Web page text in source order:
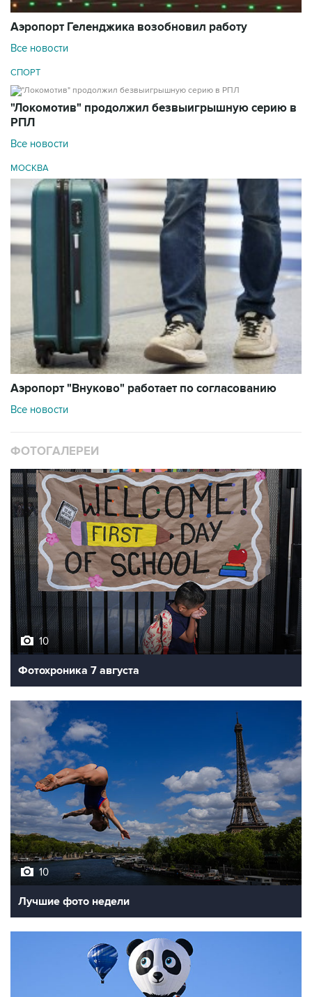
Аэропорт Геленджика возобновил работу
Все новости
СПОРТ
"Локомотив" продолжил безвыигрышную серию в
РПЛ
Все новости
МОСКВА
Аэропорт "Внуково" работает по согласованию
Все новости
ФОТОГАЛЕРЕИ
10
Фотохроника 7 августа
10
Лучшие фото недели